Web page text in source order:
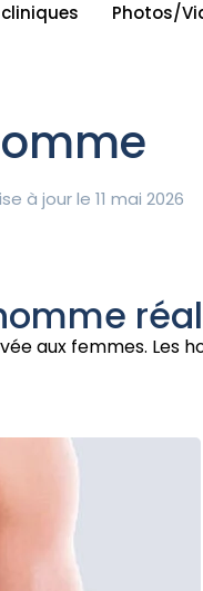
Photos/
à jour le 11 mai 2026
aux femmes. Les